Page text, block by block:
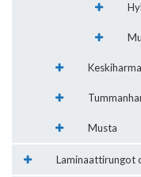
Musta
Laminaattirungot